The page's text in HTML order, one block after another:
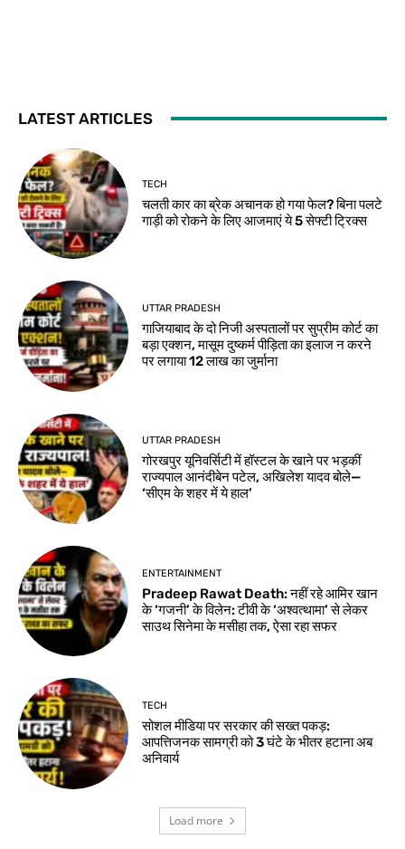
LATEST ARTICLES
TECH
चलती कार का ब्रेक अचानक हो गया फेल? बिना पलटे
गाड़ी को रोकने के लिए आजमाएं ये 5 सेफ्टी ट्रिक्स
UTTAR PRADESH
गाजियाबाद के दो निजी अस्पतालों पर सुप्रीम कोर्ट का
बड़ा एक्शन, मासूम दुष्कर्म पीड़िता का इलाज न करने
पर लगाया 12 लाख का जुर्माना
UTTAR PRADESH
गोरखपुर यूनिवर्सिटी में हॉस्टल के खाने पर भड़कीं
राज्यपाल आनंदीबेन पटेल, अखिलेश यादव बोले—
‘सीएम के शहर में ये हाल’
ENTERTAINMENT
Pradeep Rawat Death: नहीं रहे आमिर खान
के ‘गजनी’ के विलेन: टीवी के ‘अश्वत्थामा’ से लेकर
साउथ सिनेमा के मसीहा तक, ऐसा रहा सफर
TECH
सोशल मीडिया पर सरकार की सख्त पकड़:
आपत्तिजनक सामग्री को 3 घंटे के भीतर हटाना अब
अनिवार्य
Load more